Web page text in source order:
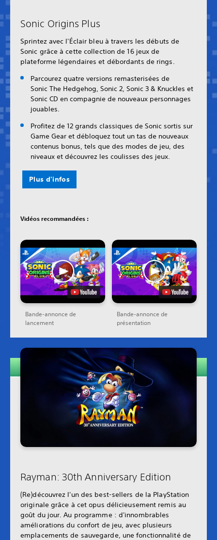
Sonic Origins Plus
Sprintez avec l'Éclair bleu à travers les débuts de
Sonic grâce à cette collection de 16 jeux de
plateforme légendaires et débordants de rings.
Parcourez quatre versions remasterisées de
Sonic The Hedgehog, Sonic 2, Sonic 3 & Knuckles et
Sonic CD en compagnie de nouveaux personnages
jouables.
Profitez de 12 grands classiques de Sonic sortis sur
Game Gear et débloquez tout un tas de nouveaux
contenus bonus, tels que des modes de jeu, des
niveaux et découvrez les coulisses des jeux.
Plus d'infos
Vidéos recommandées :
Bande-annonce de
lancement
Bande-annonce de
présentation
Rayman: 30th Anniversary Edition
(Re)découvrez l'un des best-sellers de la PlayStation
originale grâce à cet opus délicieusement remis au
goût du jour. Au programme : d'innombrables
améliorations du confort de jeu, avec plusieurs
emplacements de sauvegarde, une fonctionnalité de